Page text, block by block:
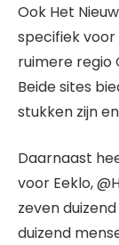
Ook Het
specifiek voor
ruimere regio
Beide sites
stukken zijn
Daarnaast
voor Eeklo,
zeven
duizend